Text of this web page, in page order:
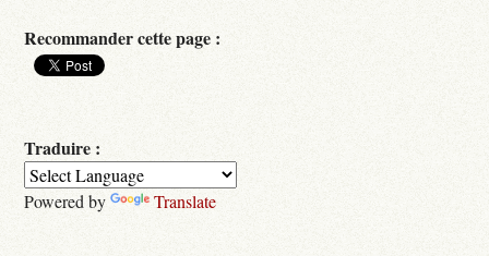
Recommander cette page :
Traduire :
Powered by Translate